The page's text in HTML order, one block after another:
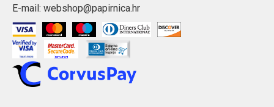
E-mail: webshop@papirnica.hr